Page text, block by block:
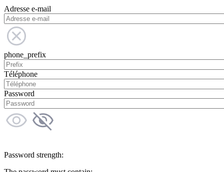
Adresse e-mail
phone_prefix
Téléphone
Password
Password strength: